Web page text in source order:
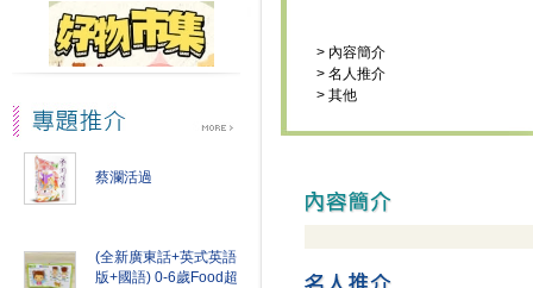
蔡瀾活過
(全新廣東話+英式英語
版+國語) 0-6歲Food超
> 內容簡介
> 名人推介
> 其他